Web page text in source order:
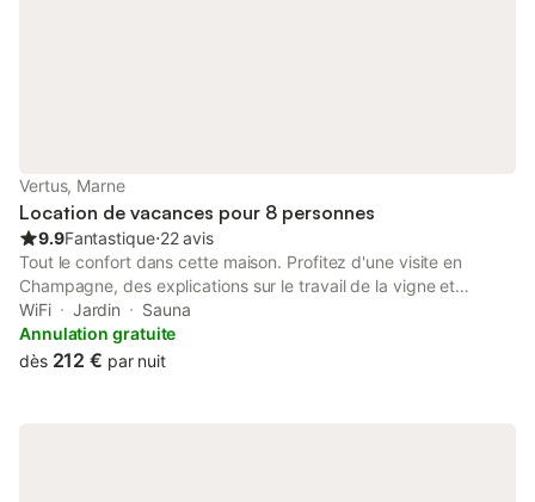
Vertus, Marne
Location de vacances pour 8 personnes
9.9Fantastique⋅22 avis
Tout le confort dans cette maison. Profitez d'une visite en
Champagne, des explications sur le travail de la vigne et
pourquoi pas d'une dégustation à l'exploitation familiale. (Sur
demande) Les lits sont faits pour votre arrivée, et vous
disposerez de serviette de douche. Le gîte possède une cuisine
WiFi Jardin
Sauna
Annulation gratuite
dès 212 € par nuit